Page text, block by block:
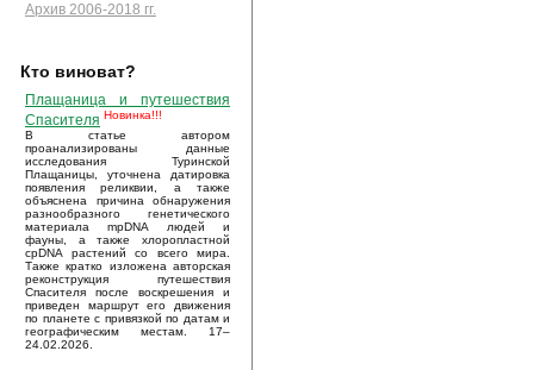
Архив 2006-2018 гг.
Кто виноват?
Плащаница и путешествия
Спасителя Новинка!!!
В статье автором
проанализированы данные
исследования Туринской
Плащаницы, уточнена датировка
появления реликвии, а также
объяснена причина обнаружения
разнообразного генетического
материала mpDNA людей и
фауны, а также хлоропластной
cpDNA растений со всего мира.
Также кратко изложена авторская
реконструкция путешествия
Спасителя после воскрешения и
приведен маршрут его движения
по планете с привязкой по датам и
географическим местам. 17–
24.02.2026.